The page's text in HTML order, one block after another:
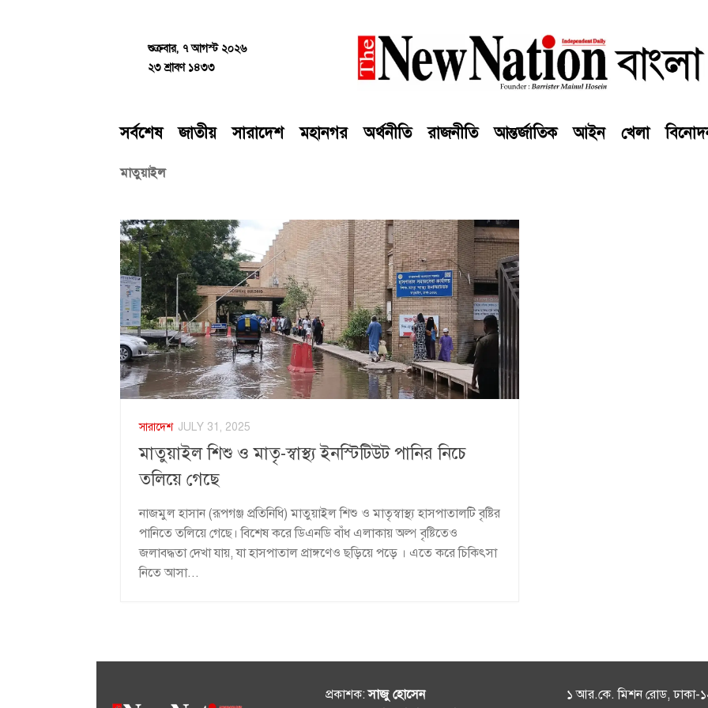
শুক্রবার, ৭ আগস্ট ২০২৬
২৩ শ্রাবণ ১৪৩৩
সর্বশেষ জাতীয় সারাদেশ মহানগর অর্থনীতি রাজনীতি আন্তর্জাতিক আইন খেলা
মাতুয়াইল
সারাদেশ JULY 31, 2025
মাতুয়াইল শিশু ও মাতৃ-স্বাস্থ্য ইনস্টিটিউট পানির নিচে
তলিয়ে গেছে
নাজমুল হাসান (রূপগঞ্জ প্রতিনিধি) মাতুয়াইল শিশু ও মাতৃস্বাস্থ্য হাসপাতালটি বৃষ্টির
পানিতে তলিয়ে গেছে। বিশেষ করে ডিএনডি বাঁধ এলাকায় অল্প বৃষ্টিতেও
জলাবদ্ধতা দেখা যায়, যা হাসপাতাল প্রাঙ্গণেও ছড়িয়ে পড়ে । এতে করে চিকিৎসা
নিতে আসা...
প্রকাশক:সাজু হোসেন
১ আর.কে. মিশন রোড, ঢাকা-